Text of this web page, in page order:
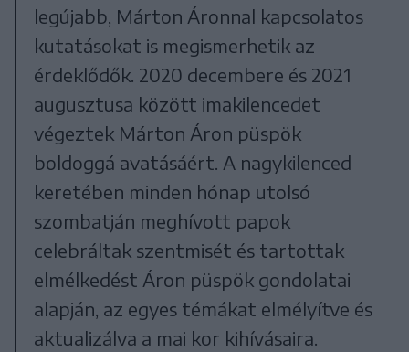
legújabb, Márton Áronnal kapcsolatos
kutatásokat is megismerhetik az
érdeklődők. 2020 decembere és 2021
augusztusa között imakilencedet
végeztek Márton Áron püspök
boldoggá avatásáért. A nagykilenced
keretében minden hónap utolsó
szombatján meghívott papok
celebráltak szentmisét és tartottak
elmélkedést Áron püspök gondolatai
alapján, az egyes témákat elmélyítve és
aktualizálva a mai kor kihívásaira.